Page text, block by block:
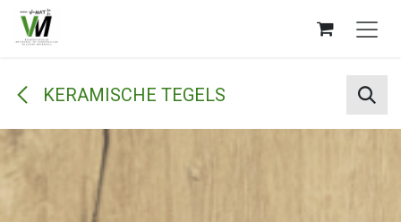
Overslaan naar inhoud
KERAMISCHE TEGELS